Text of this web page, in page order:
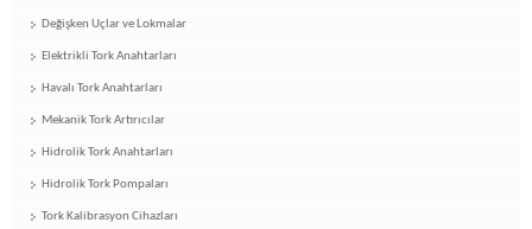
Değişken Uçlar ve Lokmalar
Elektrikli Tork Anahtarları
Havalı Tork Anahtarları
Mekanik Tork Artırıcılar
Hidrolik Tork Anahtarları
Hidrolik Tork Pompaları
Tork Kalibrasyon Cihazları